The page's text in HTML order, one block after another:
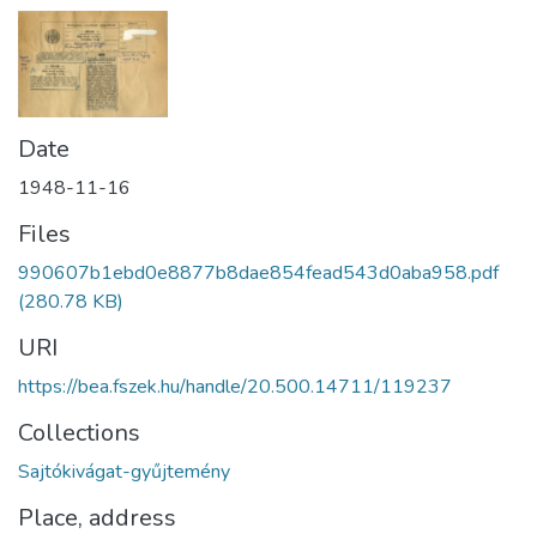
Date
1948-11-16
Files
990607b1ebd0e8877b8dae854fead543d0aba958.pdf
(280.78 KB)
URI
https://bea.fszek.hu/handle/20.500.14711/119237
Collections
Sajtókivágat-gyűjtemény
Place, address